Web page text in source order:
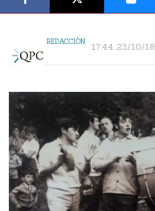
REDACCIÓN 17:44 23/10/18